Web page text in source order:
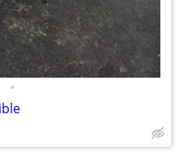
•